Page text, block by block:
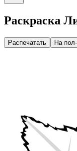
Раскраска
Распечатать На